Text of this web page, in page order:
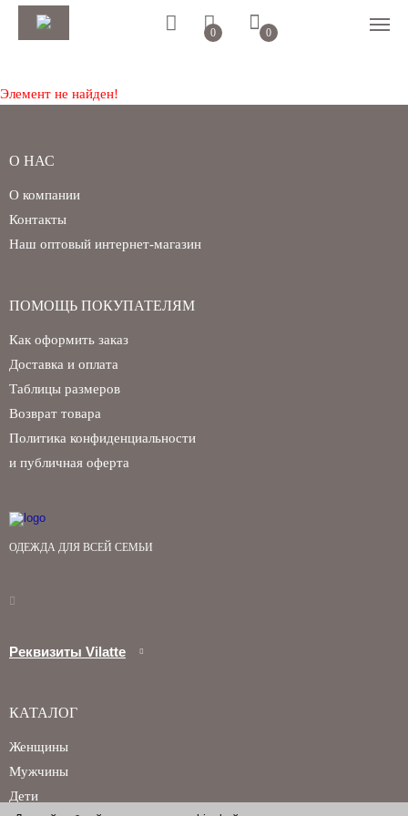
0 0
Элемент не найден!
ОДЕЖДА ДЛЯ ВСЕЙ СЕМЬИ
Реквизиты Vilatte
О НАС
О компании
Контакты
Наш оптовый интернет-магазин
ПОМОЩЬ ПОКУПАТЕЛЯМ
Как оформить заказ
Доставка и оплата
Таблицы размеров
Возврат товара
Политика конфиденциальности
и публичная оферта
КАТАЛОГ
Женщины
Мужчины
Дети